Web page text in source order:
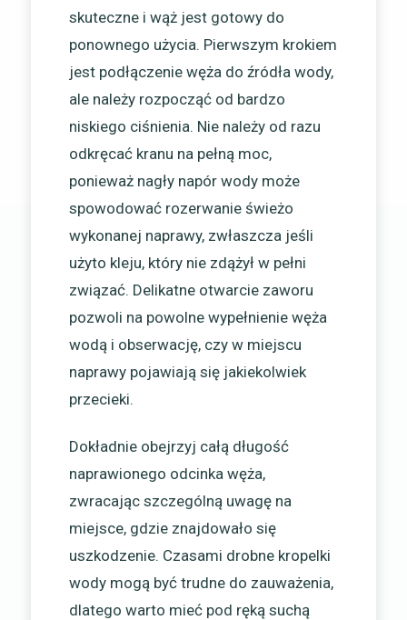
skuteczne i wąż jest gotowy do
ponownego użycia. Pierwszym krokiem
jest podłączenie węża do źródła wody,
ale należy rozpocząć od bardzo
niskiego ciśnienia. Nie należy od razu
odkręcać kranu na pełną moc,
ponieważ nagły napór wody może
spowodować rozerwanie świeżo
wykonanej naprawy, zwłaszcza jeśli
użyto kleju, który nie zdążył w pełni
związać. Delikatne otwarcie zaworu
pozwoli na powolne wypełnienie węża
wodą i obserwację, czy w miejscu
naprawy pojawiają się jakiekolwiek
przecieki.
Dokładnie obejrzyj całą długość
naprawionego odcinka węża,
zwracając szczególną uwagę na
miejsce, gdzie znajdowało się
uszkodzenie. Czasami drobne kropelki
wody mogą być trudne do zauważenia,
dlatego warto mieć pod ręką suchą